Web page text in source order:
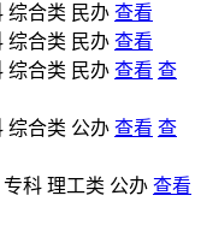
综合类 民办 查看
综合类 民办 查看
综合类 民办 查看 查
综合类 公办 查看 查
专科 理工类 公办 查看